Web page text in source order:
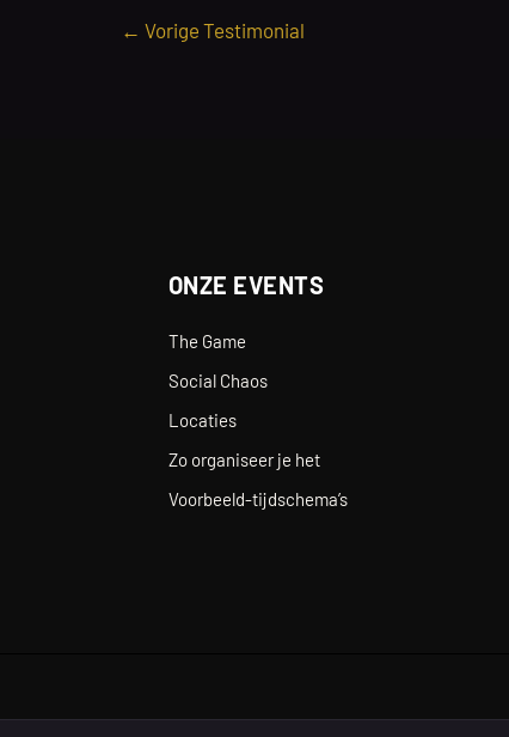
← Vorige Testimonial
ONZE EVENTS
The Game
Social Chaos
Locaties
Zo organiseer je het
Voorbeeld-tijdschema’s